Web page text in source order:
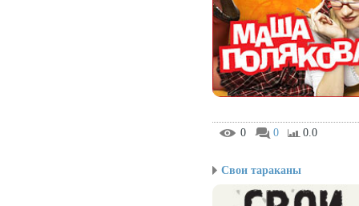
0 0 0.0
Свои тараканы